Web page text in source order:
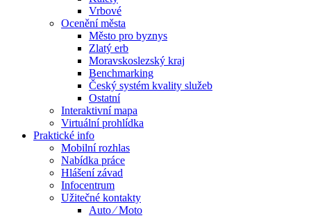
Vrbové
Ocenění města
Město pro byznys
Zlatý erb
Moravskoslezský kraj
Benchmarking
Český systém kvality služeb
Ostatní
Interaktivní mapa
Virtuální prohlídka
Praktické info
Mobilní rozhlas
Nabídka práce
Hlášení závad
Infocentrum
Užitečné kontakty
Auto ⁄ Moto